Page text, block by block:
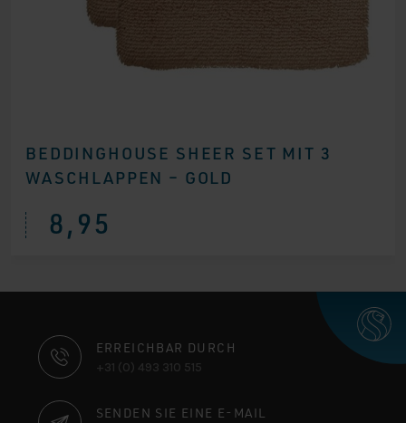
BEDDINGHOUSE SHEER SET MIT 3
WASCHLAPPEN – GOLD
8,95
KONTAKTINFORMATIONEN
ERREICHBAR DURCH
+31 (0) 493 310 515
SENDEN SIE EINE E-MAIL